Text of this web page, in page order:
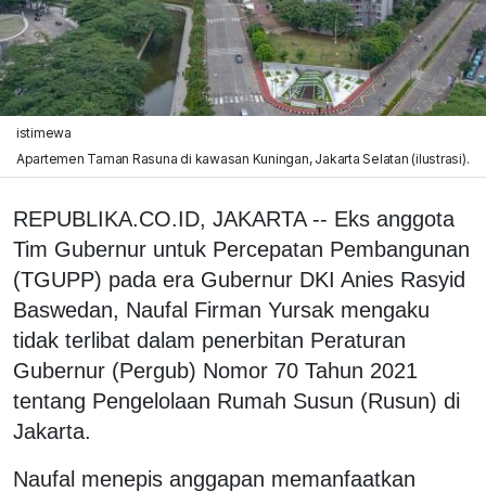
istimewa
Apartemen Taman Rasuna di kawasan Kuningan, Jakarta Selatan (ilustrasi).
REPUBLIKA.CO.ID, JAKARTA -- Eks anggota
Tim Gubernur untuk Percepatan Pembangunan
(TGUPP) pada era Gubernur DKI Anies Rasyid
Baswedan, Naufal Firman Yursak mengaku
tidak terlibat dalam penerbitan Peraturan
Gubernur (Pergub) Nomor 70 Tahun 2021
tentang Pengelolaan Rumah Susun (Rusun) di
Jakarta.
Naufal menepis anggapan memanfaatkan